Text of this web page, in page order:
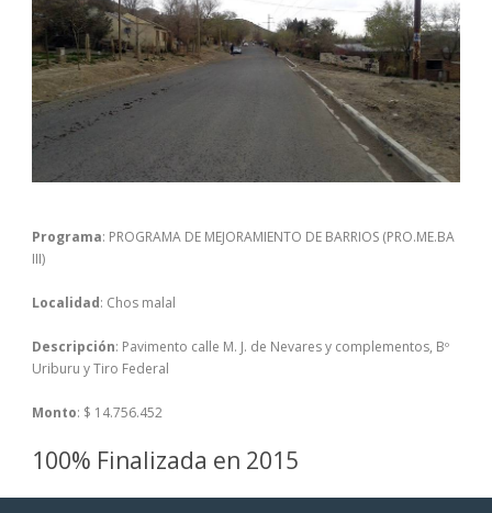
Programa: PROGRAMA DE MEJORAMIENTO DE BARRIOS (PRO.ME.BA
III)
Localidad: Chos malal
Descripción: Pavimento calle M. J. de Nevares y complementos, Bº
Uriburu y Tiro Federal
Monto: $ 14.756.452
100% Finalizada en 2015